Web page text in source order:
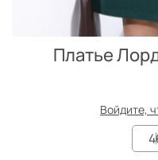
Платье
Войдите,